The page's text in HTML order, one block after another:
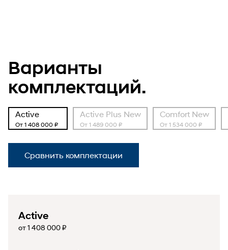
Варианты
комплектаций.
Active
От 1 408 000 ₽
Active Plus New
От 1 489 000 ₽
Comfort New
От 1 534 000 ₽
Сравнить комплектации
Active
от 1 408 000 ₽